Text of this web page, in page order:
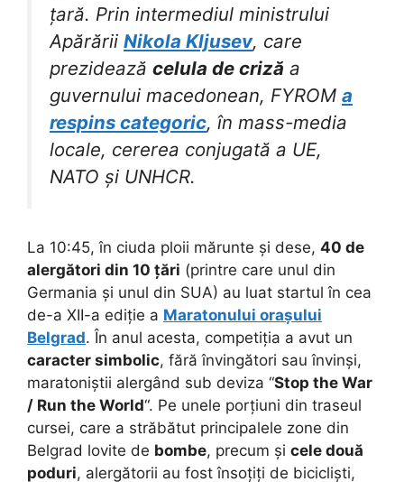
țară. Prin intermediul ministrului
Apărării Nikola Kljusev, care
prezidează celula de criză a
guvernului macedonean, FYROM a
respins categoric, în mass-media
locale, cererea conjugată a UE,
NATO și UNHCR.
La 10:45, în ciuda ploii mărunte și dese, 40 de
alergători din 10 țări (printre care unul din
Germania și unul din SUA) au luat startul în cea
de-a XII-a ediție a Maratonului orașului
Belgrad. În anul acesta, competiția a avut un
caracter simbolic, fără învingători sau învinși,
maratoniștii alergând sub deviza “Stop the War
/ Run the World“. Pe unele porțiuni din traseul
cursei, care a străbătut principalele zone din
Belgrad lovite de bombe, precum și cele două
poduri, alergătorii au fost însoțiți de bicicliști,